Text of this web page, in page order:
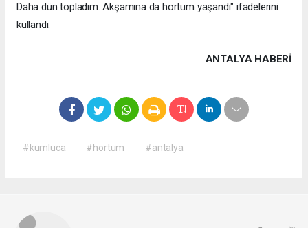
Daha dün topladım. Akşamına da hortum yaşandı" ifadelerini
kullandı.
ANTALYA HABERİ
#kumluca #hortum #antalya